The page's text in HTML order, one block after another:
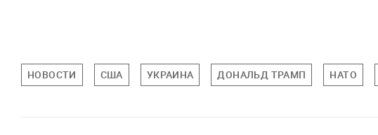
НОВОСТИ США УКРАИНА ДОНАЛЬД ТРАМП НАТО